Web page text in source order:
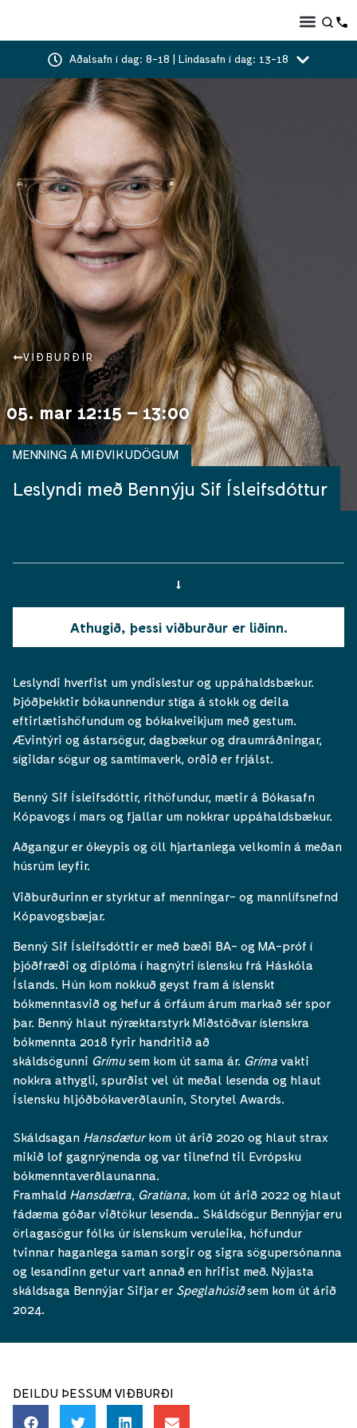
Aðalsafn í dag: 8-18 | Lindasafn í dag: 13-18
VIÐBURÐIR
05. mar 12:15 – 13:00
Leslyndi með Bennýju Sif Ísleifsdóttur
MENNING Á MIÐVIKUDÖGUM
Athugið, þessi viðburður er liðinn.
Leslyndi hverfist um yndislestur og uppáhaldsbækur.
Þjóðþekktir bókaunnendur stíga á stokk og deila
eftirlætishöfundum og bókakveikjum með gestum.
Ævintýri og ástarsögur, dagbækur og draumráðningar,
sígildar sögur og samtímaverk, orðið er frjálst.
Benný Sif Ísleifsdóttir, rithöfundur, mætir á Bókasafn
Kópavogs í mars og fjallar um nokkrar uppáhaldsbækur.
Aðgangur er ókeypis og öll hjartanlega velkomin á meðan
húsrúm leyfir.
Viðburðurinn er styrktur af menningar- og mannlífsnefnd
Kópavogsbæjar.
Benný Sif Ísleifsdóttir er með bæði BA- og MA-próf í
þjóðfræði og diplóma í hagnýtri íslensku frá Háskóla
Íslands. Hún kom nokkuð geyst fram á íslenskt
bókmenntasvið og hefur á örfáum árum markað sér spor
þar. Benný hlaut nýræktarstyrk Miðstöðvar íslenskra
bókmennta 2018 fyrir handritið að
skáldsögunni Grímusem kom út sama ár. Gríma vakti
nokkra athygli, spurðist vel út meðal lesenda og hlaut
Íslensku hljóðbókaverðlaunin, Storytel Awards.
Skáldsagan Hansdæturkom út árið 2020 og hlaut strax
mikið lof gagnrýnenda og var tilnefnd til Evrópsku
bókmenntaverðlaunanna.
Framhald Hansdætra, Gratíana, kom út árið 2022 og hlaut
fádæma góðar viðtökur lesenda.. Skáldsögur Bennýjar eru
örlagasögur fólks úr íslenskum veruleika, höfundur
tvinnar haganlega saman sorgir og sigra sögupersónanna
og lesandinn getur vart annað en hrifist með. Nýjasta
skáldsaga Bennýjar Sifjar er Speglahúsiðsem kom út árið
2024.
DEILDU ÞESSUM VIÐBURÐI